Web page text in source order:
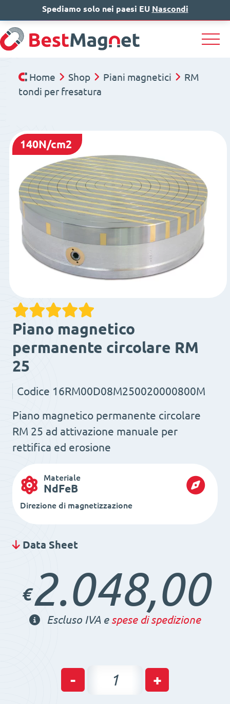
IT EN DE
Home Shop Piani magnetici
RM
tondi per fresatura
140N/cm2
Piano magnetico
permanente circolare RM
25
Codice 16RM00D08M250020000800M
Piano magnetico permanente circolare
RM 25 ad attivazione manuale per
rettifica ed erosione
Materiale
NdFeB
Direzione di magnetizzazione
Data Sheet
€2.048,00
Escluso IVA e spese di spedizione
-
magnetico
+
Spediamo solo nei paesi EU Nascondi